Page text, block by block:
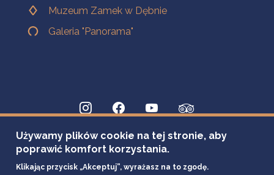
Muzeum Zamek w Dębnie
Galeria "Panorama"
Używamy plików cookie na tej stronie, aby
poprawić komfort korzystania.
Klikając przycisk „Akceptuj”, wyrażasz na to zgodę.